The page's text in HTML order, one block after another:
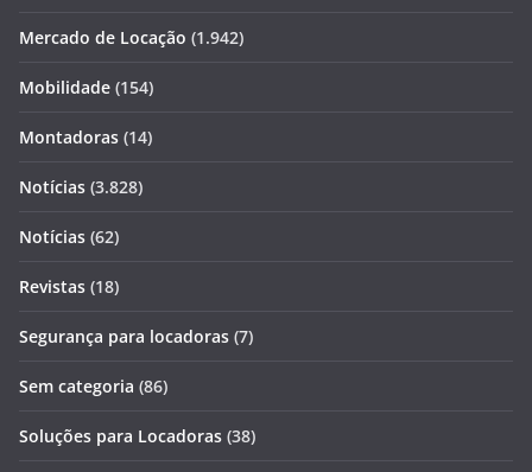
Mercado de Locação (1.942)
Mobilidade (154)
Montadoras (14)
Notícias (3.828)
Notícias (62)
Revistas (18)
Segurança para locadoras (7)
Sem categoria (86)
Soluções para Locadoras (38)